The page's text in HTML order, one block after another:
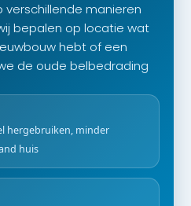
verschillende manieren
bepalen op locatie wat
hebt of een
de oude belbedrading
hergebruiken, minder
huis